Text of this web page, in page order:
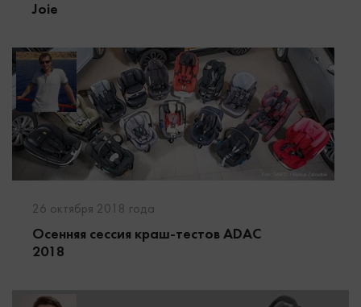
Joie
26 октября 2018 года
Осенняя сессия краш-тестов ADAC
2018